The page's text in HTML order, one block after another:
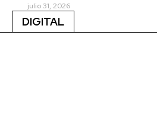
julio 31, 2026
DIGITAL